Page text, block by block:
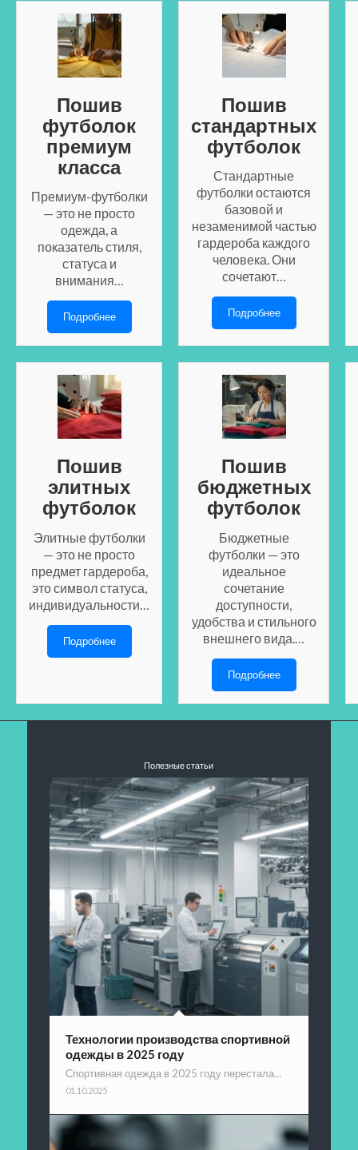
Пошив
футболок
премиум
класса
Премиум-футболки
— это не просто
одежда, а
показатель стиля,
статуса и
внимания…
Подробнее
Пошив
стандартных
футболок
Стандартные
футболки остаются
базовой и
незаменимой частью
гардероба каждого
человека. Они
сочетают…
Подробнее
Пошив
элитных
футболок
Элитные футболки
— это не просто
предмет гардероба,
это символ статуса,
индивидуальности…
Подробнее
Пошив
бюджетных
футболок
Бюджетные
футболки — это
идеальное
сочетание
доступности,
удобства и стильного
внешнего вида.…
Подробнее
Полезные статьи
Технологии производства спортивной
одежды в 2025 году
Спортивная одежда в 2025 году перестала…
01.10.2025